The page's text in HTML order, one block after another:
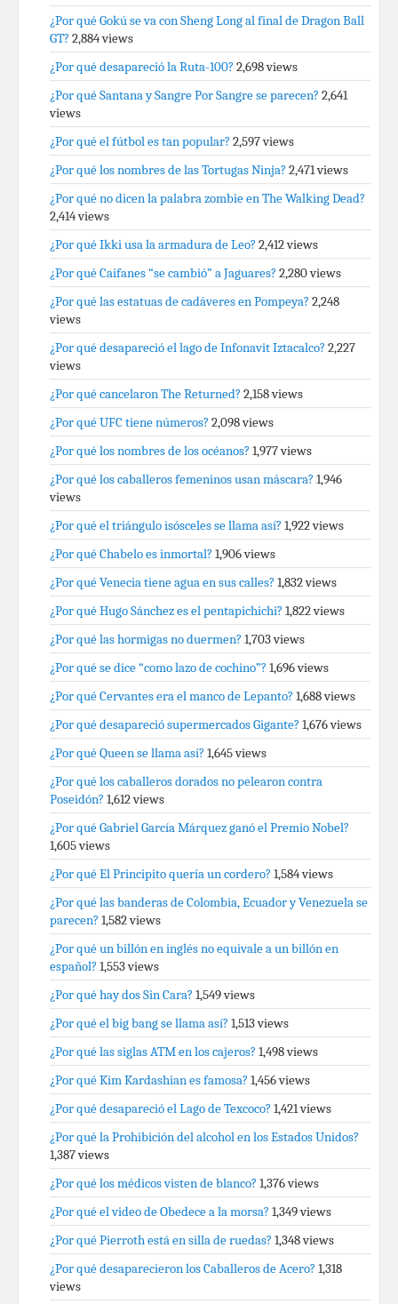
¿Por qué Gokú se va con Sheng Long al final de Dragon Ball
GT? 2,884 views
¿Por qué desapareció la Ruta-100? 2,698 views
¿Por qué Santana y Sangre Por Sangre se parecen? 2,641
views
¿Por qué el fútbol es tan popular? 2,597 views
¿Por qué los nombres de las Tortugas Ninja? 2,471 views
¿Por qué no dicen la palabra zombie en The Walking Dead?
2,414 views
¿Por qué Ikki usa la armadura de Leo? 2,412 views
¿Por qué Caifanes “se cambió” a Jaguares? 2,280 views
¿Por qué las estatuas de cadáveres en Pompeya? 2,248
views
¿Por qué desapareció el lago de Infonavit Iztacalco? 2,227
views
¿Por qué cancelaron The Returned? 2,158 views
¿Por qué UFC tiene números? 2,098 views
¿Por qué los nombres de los océanos? 1,977 views
¿Por qué los caballeros femeninos usan máscara? 1,946
views
¿Por qué el triángulo isósceles se llama así? 1,922 views
¿Por qué Chabelo es inmortal? 1,906 views
¿Por qué Venecia tiene agua en sus calles? 1,832 views
¿Por qué Hugo Sánchez es el pentapichichi? 1,822 views
¿Por qué las hormigas no duermen? 1,703 views
¿Por qué se dice “como lazo de cochino”? 1,696 views
¿Por qué Cervantes era el manco de Lepanto? 1,688 views
¿Por qué desapareció supermercados Gigante? 1,676 views
¿Por qué Queen se llama así? 1,645 views
¿Por qué los caballeros dorados no pelearon contra
Poseidón? 1,612 views
¿Por qué Gabriel García Márquez ganó el Premio Nobel?
1,605 views
¿Por qué El Principito quería un cordero? 1,584 views
¿Por qué las banderas de Colombia, Ecuador y Venezuela se
parecen? 1,582 views
¿Por qué un billón en inglés no equivale a un billón en
español? 1,553 views
¿Por qué hay dos Sin Cara? 1,549 views
¿Por qué el big bang se llama así? 1,513 views
¿Por qué las siglas ATM en los cajeros? 1,498 views
¿Por qué Kim Kardashian es famosa? 1,456 views
¿Por qué desapareció el Lago de Texcoco? 1,421 views
¿Por qué la Prohibición del alcohol en los Estados Unidos?
1,387 views
¿Por qué los médicos visten de blanco? 1,376 views
¿Por qué el video de Obedece a la morsa? 1,349 views
¿Por qué Pierroth está en silla de ruedas? 1,348 views
¿Por qué desaparecieron los Caballeros de Acero? 1,318
views